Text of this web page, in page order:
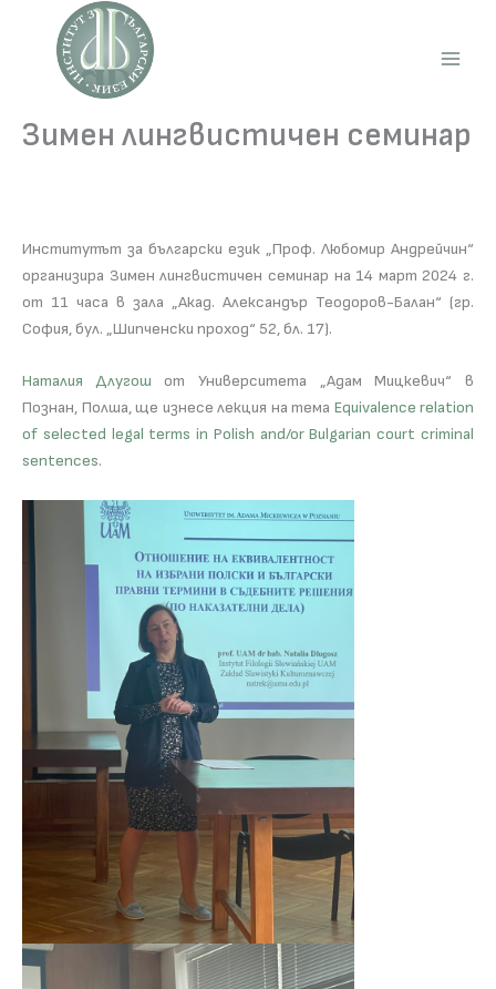
content
Зимен лингвистичен семинар
Институтът за български език „Проф. Любомир Андрейчин“
организира Зимен лингвистичен семинар на 14 март 2024 г.
от 11 часа в зала „Акад. Александър Теодоров-Балан“ (гр.
София, бул. „Шипченски проход“ 52, бл. 17).
Наталия Длугош от Университета „Адам Мицкевич“ в
Познан, Полша, ще изнесе лекция на тема Equivalence relation
of selected legal terms in Polish and/or Bulgarian court criminal
sentences.